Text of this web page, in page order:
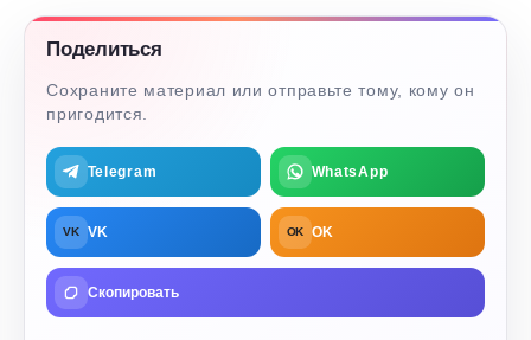
Поделиться
Сохраните материал или отправьте тому, кому он
пригодится.
Telegram WhatsApp
VK VK OK OK
Скопировать